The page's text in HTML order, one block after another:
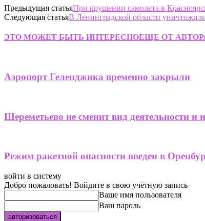
Предыдущая статьяПри крушении самолета в
Следующая статьяВ Ленинградской области
ЭТО МОЖЕТ БЫТЬ ИНТЕРЕСНОЕЩЕ ОТ
Аэропорт Геленджика временно закрыли
Шереметьево не сменит вид деятельности и
Режим ракетной опасности введен в
войти в систему
Добро пожаловать! Войдите в свою учётную запись
Ваше имя пользователя
Ваш пароль